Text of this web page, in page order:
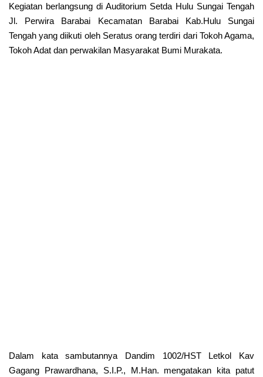
Kegiatan berlangsung di Auditorium Setda Hulu Sungai Tengah
Jl. Perwira Barabai Kecamatan Barabai Kab.Hulu Sungai
Tengah yang diikuti oleh Seratus orang terdiri dari Tokoh Agama,
Tokoh Adat dan perwakilan Masyarakat Bumi Murakata.
Dalam kata sambutannya Dandim 1002/HST Letkol Kav
Gagang Prawardhana, S.I.P., M.Han. mengatakan kita patut